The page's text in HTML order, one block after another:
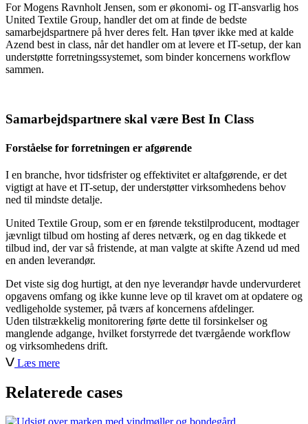
For Mogens Ravnholt Jensen, som er økonomi- og IT-ansvarlig hos
United Textile Group, handler det om at finde de bedste
samarbejdspartnere på hver deres felt. Han tøver ikke med at kalde
Azend best in class, når det handler om at levere et IT-setup, der kan
understøtte forretningssystemet, som binder koncernens workflow
sammen.
Samarbejdspartnere skal være Best In Class
Forståelse for forretningen er afgørende
I en branche, hvor tidsfrister og effektivitet er altafgørende, er det
vigtigt at have et IT-setup, der understøtter virksomhedens behov
ned til mindste detalje.
United Textile Group, som er en førende tekstilproducent, modtager
jævnligt tilbud om hosting af deres netværk, og en dag tikkede et
tilbud ind, der var så fristende, at man valgte at skifte Azend ud med
en anden leverandør.
Det viste sig dog hurtigt, at den nye leverandør havde undervurderet
opgavens omfang og ikke kunne leve op til kravet om at opdatere og
vedligeholde systemer, på tværs af koncernens afdelinger.
Uden tilstrækkelig monitorering førte dette til forsinkelser og
manglende adgange, hvilket forstyrrede det tværgående workflow
og virksomhedens drift.
direktør i United Textile Group, skyldtes det manglende forståelse
for virksomhedens behov:
“Det hele skal være klar. Jo flere gange du skal have fat i en kasse,
Læs mere
Relaterede cases